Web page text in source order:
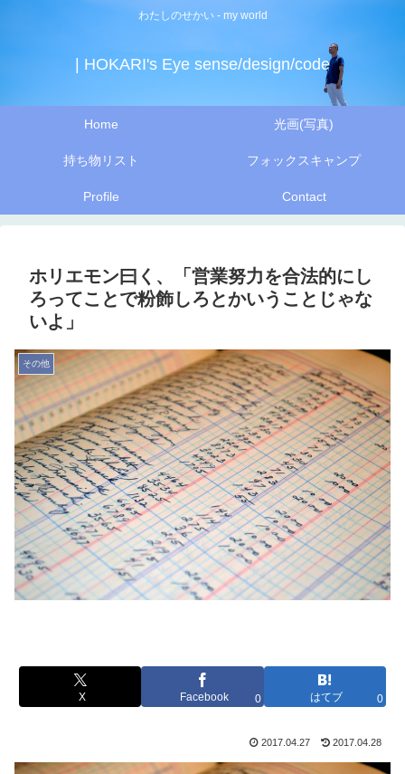
わたしのせかい - my world
| HOKARI's Eye sense/design/code
Home 光画(写真)
持ち物リスト フォックスキャンプ
Profile Contact
ホリエモン曰く、「営業努力を合法的にし
ろってことで粉飾しろとかいうことじゃな
いよ」
その他
X Facebook 0 はてブ 0
2017.04.27 2017.04.28